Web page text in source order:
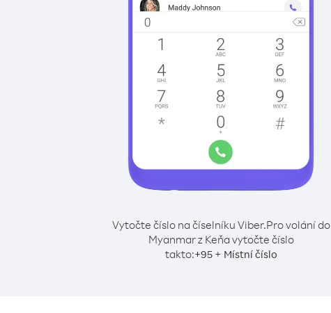
Vytočte číslo na číselníku Viber.Pro volání do
Myanmar z Keňa vytočte číslo
takto:+95+ Místní číslo